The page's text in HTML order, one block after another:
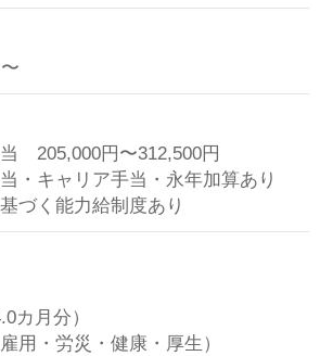
〜
205,000円〜312,500円
・キャリア手当・永年加算あり
づく能力給制度あり
カ月分）
用・労災・健康・厚生）